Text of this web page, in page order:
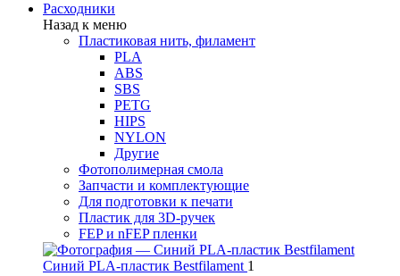
Расходники
Назад к меню
Пластиковая нить, филамент
PLA
ABS
SBS
PETG
HIPS
NYLON
Другие
Фотополимерная смола
Запчасти и комплектующие
Для подготовки к печати
Пластик для 3D-ручек
FEP и nFEP пленки
Синий PLA-пластик Bestfilament 1